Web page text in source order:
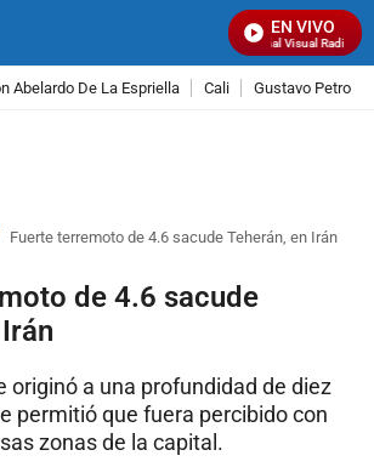
EN VIVO
Señal Visual Radio
Abelardo De La Espriella Cali Gustavo Petro
Fuerte terremoto de 4.6 sacude Teherán, en Irán
de 4.6 sacude
originó a una profundidad de diez
permitió que fuera percibido con
zonas de la capital.